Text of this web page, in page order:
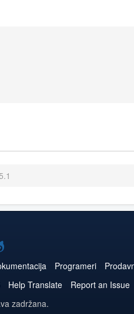
Joomla!
na
GitHub
Programeri
Help Translate Report an Issue
zadržana.